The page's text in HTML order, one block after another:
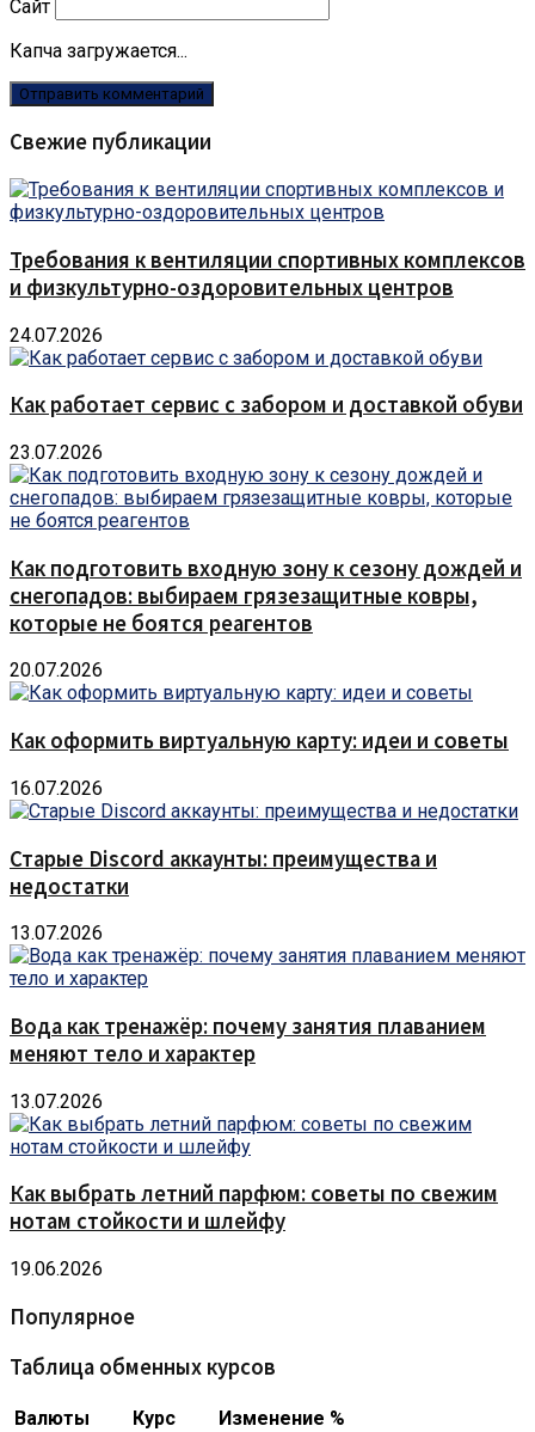
Сайт
Капча загружается...
Свежие публикации
Требования к вентиляции спортивных комплексов
и физкультурно-оздоровительных центров
24.07.2026
Как работает сервис с забором и доставкой обуви
23.07.2026
Как подготовить входную зону к сезону дождей и
снегопадов: выбираем грязезащитные ковры,
которые не боятся реагентов
20.07.2026
Как оформить виртуальную карту: идеи и советы
16.07.2026
Старые Discord аккаунты: преимущества и
недостатки
13.07.2026
Вода как тренажёр: почему занятия плаванием
меняют тело и характер
13.07.2026
Как выбрать летний парфюм: советы по свежим
нотам стойкости и шлейфу
19.06.2026
Популярное
Таблица обменных курсов
Валюты Курс
Изменение %